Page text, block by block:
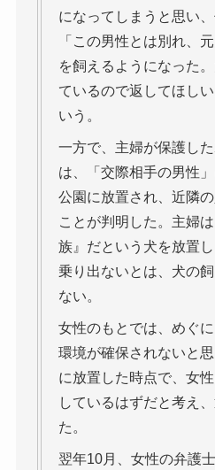
になってしまうと思い
「この男性とは別れ、
を飼えるようになった
ているので返してほし
いう。
一方で、主婦が保護し
は、「交際相手の男性
公園に放置され、近隣
ことが判明した。主婦
族』だという犬を放置
乗り出ないとは、犬の
ない。
女性のもとでは、めぐ
環境が確保されないと
に放置した時点で、女
しているはずだと考え
た。
翌年10月、女性の弁護